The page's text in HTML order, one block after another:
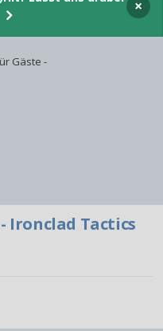
×
Gäste -
Ironclad Tactics